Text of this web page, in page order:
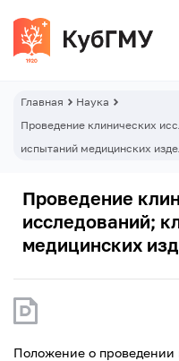
Главная
Наука
Проведение клинических
испытаний медицинских
Проведение
исследований;
медицинских
Положение о проведении